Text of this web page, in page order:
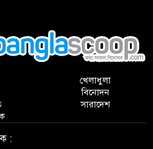
খেলাধুলা
বিনোদন
সারাদেশ
: